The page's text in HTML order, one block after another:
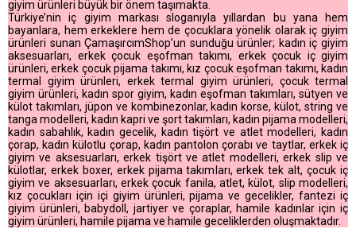
giyim ürünleri büyük bir önem taşımakta.
Türkiye’nin iç giyim markası sloganıyla yıllardan bu yana hem
bayanlara, hem erkeklere hem de çocuklara yönelik olarak iç giyim
ürünleri sunan ÇamaşırcımShop’un sunduğu ürünler; kadın iç giyim
aksesuarları, erkek çocuk eşofman takımı, erkek çocuk iç giyim
ürünleri, erkek çocuk pijama takımı, kız çocuk eşofman takımı, kadın
termal giyim ürünleri, erkek termal giyim ürünleri, çocuk termal
giyim ürünleri, kadın spor giyim, kadın eşofman takımları, sütyen ve
külot takımları, jüpon ve kombinezonlar, kadın korse, külot, string ve
tanga modelleri, kadın kapri ve şort takımları, kadın pijama modelleri,
kadın sabahlık, kadın gecelik, kadın tişört ve atlet modelleri, kadın
çorap, kadın külotlu çorap, kadın pantolon çorabı ve taytlar, erkek iç
giyim ve aksesuarları, erkek tişört ve atlet modelleri, erkek slip ve
külotlar, erkek boxer, erkek pijama takımları, erkek tek alt, çocuk iç
giyim ve aksesuarları, erkek çocuk fanila, atlet, külot, slip modelleri,
kız çocukları için içi giyim ürünleri, pijama ve gecelikler, fantezi iç
giyim ürünleri, babydoll, jartiyer ve çoraplar, hamile kadınlar için iç
giyim ürünleri, hamile pijama ve hamile geceliklerden oluşmaktadır.